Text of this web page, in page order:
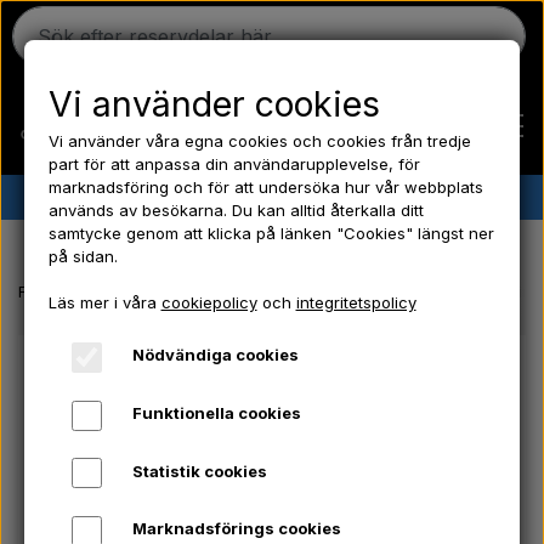
Hem
Massey Ferguson
Fordson
✔︎ Danskt lager ✔︎ Snabb leverans ✔︎ Låga priser
Framsida El-delar/ Kemi/ Frostpluggar/ Verktyg/ Glödlampa/
Vi använder cookies
Vi använder våra egna cookies och cookies från tredje
part för att anpassa din användarupplevelse, för
marknadsföring och för att undersöka hur vår webbplats
används av besökarna. Du kan alltid återkalla ditt
samtycke genom att klicka på länken "Cookies" längst ner
på sidan.
Läs mer i våra cookiepolicyoch integritetspolicy
Nödvändiga cookies
Funktionella cookies
Statistik cookies
Marknadsförings cookies